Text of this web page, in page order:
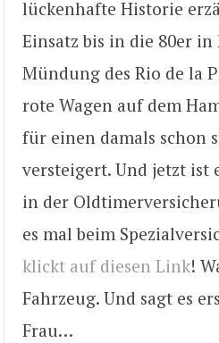
lückenhafte Historie
Einsatz bis in die 80er
Mündung des Rio de la
rote Wagen auf dem
für einen damals schon
versteigert. Und jetzt ist
in der
es mal beim
klickt auf diesen Link!
Fahrzeug. Und sagt es
Frau…